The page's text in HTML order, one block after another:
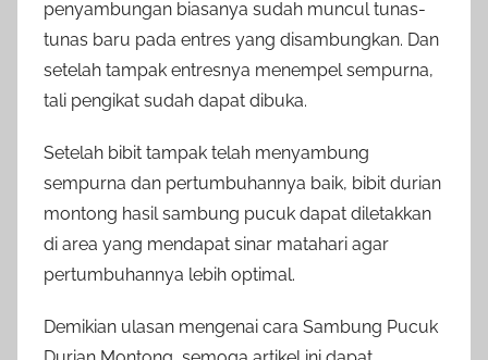
penyambungan biasanya sudah muncul tunas-
tunas baru pada entres yang disambungkan. Dan
setelah tampak entresnya menempel sempurna,
tali pengikat sudah dapat dibuka.
Setelah bibit tampak telah menyambung
sempurna dan pertumbuhannya baik, bibit durian
montong hasil sambung pucuk dapat diletakkan
di area yang mendapat sinar matahari agar
pertumbuhannya lebih optimal.
Demikian ulasan mengenai cara Sambung Pucuk